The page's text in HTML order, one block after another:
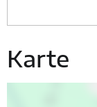
Karte